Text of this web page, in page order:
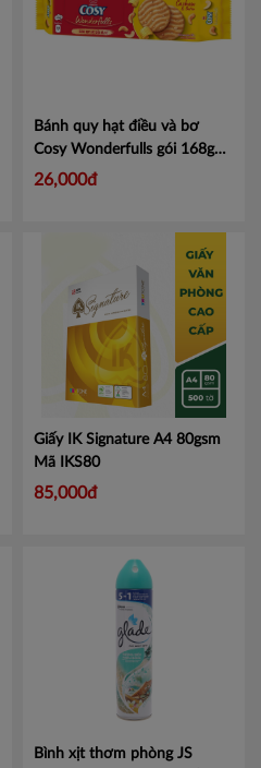
Bánh quy hạt điều và bơ
Cosy Wonderfulls gói 168g
Mã 4262194
26,000đ
Giấy IK Signature A4 80gsm
Mã IKS80
85,000đ
Bình xịt thơm phòng JS